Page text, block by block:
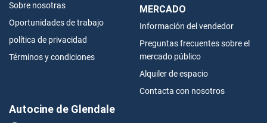
Sobre nosotras
Oportunidades de trabajo
política de privacidad
Términos y condiciones
MERCADO
Información del vendedor
Preguntas frecuentes sobre el
mercado público
Alquiler de espacio
Contacta con nosotros
Autocine de Glendale